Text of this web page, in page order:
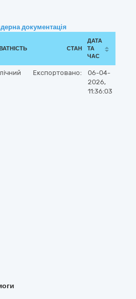
документація
СТАН
ДАТА
ТА
ЧАС
Експортовано:
06-04-
2026,
11:36:03